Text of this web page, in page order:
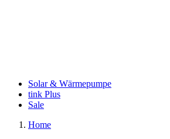
Solar & Wärmepumpe
tink Plus
Sale
Home